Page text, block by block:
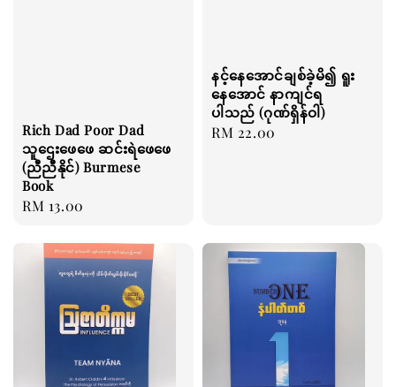
Rich Dad Poor Dad
သူဌေးဖေဖေ ဆင်းရဲဖေဖေ
(ညီညီနိုင်) Burmese
Book
Regular
RM 13.00
နင့်နေအောင်ချစ်ခဲ့မိ၍ ရူး
နေအောင် နာကျင်ရ
ပါသည် (ဂုဏ်ရှိန်ဝါ)
Regular
RM 22.00